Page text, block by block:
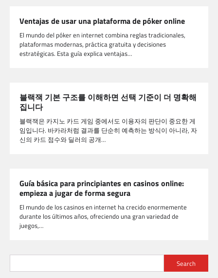
Ventajas de usar una plataforma de póker online
El mundo del póker en internet combina reglas tradicionales,
plataformas modernas, práctica gratuita y decisiones
estratégicas. Esta guía explica ventajas…
블랙잭 기본 구조를 이해하면 선택 기준이 더 명확해
집니다
블랙잭은 카지노 카드 게임 중에서도 이용자의 판단이 중요한 게
임입니다. 바카라처럼 결과를 단순히 예측하는 방식이 아니라, 자
신의 카드 점수와 딜러의 공개…
Guía básica para principiantes en casinos online:
empieza a jugar de forma segura
El mundo de los casinos en internet ha crecido enormemente
durante los últimos años, ofreciendo una gran variedad de
juegos,…
Search